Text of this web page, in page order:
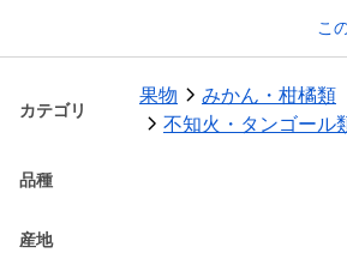
こ
カテゴリ
果物
みかん・柑橘類
不知火・タンゴール
品種
産地